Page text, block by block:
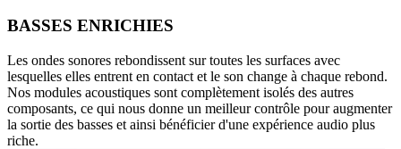
BASSES ENRICHIES
Les ondes sonores rebondissent sur toutes les surfaces avec
lesquelles elles entrent en contact et le son change à chaque rebond.
Nos modules acoustiques sont complètement isolés des autres
composants, ce qui nous donne un meilleur contrôle pour augmenter
la sortie des basses et ainsi bénéficier d'une expérience audio plus
riche.